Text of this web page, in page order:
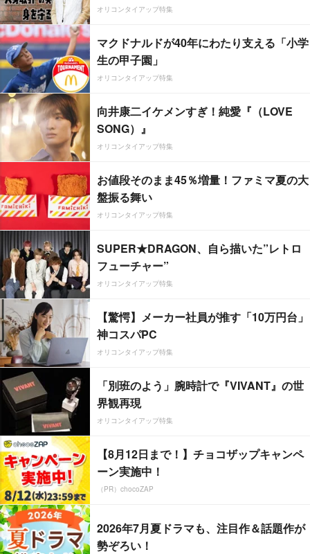
オリコンタイアップ特集
マクドナルドが40年にわたり支える「小学
生の甲子園」
オリコンタイアップ特集
向井康二イケメンすぎ！純愛『（LOVE
SONG）』
オリコンタイアップ特集
お値段そのまま45％増量！ファミマ夏の大
盤振る舞い
オリコンタイアップ特集
SUPER★DRAGON、自ら描いた”レトロ
フューチャー”
オリコンタイアップ特集
【驚愕】メーカー社員が推す「10万円台」
神コスパPC
オリコンタイアップ特集
「別班のよう」腕時計で『VIVANT』の世
界観再現
オリコンタイアップ特集
【8月12日まで！】チョコザップキャンペ
ーン実施中！
（PR）chocoZAP
2026年7月夏ドラマも、注目作＆話題作が
勢ぞろい！